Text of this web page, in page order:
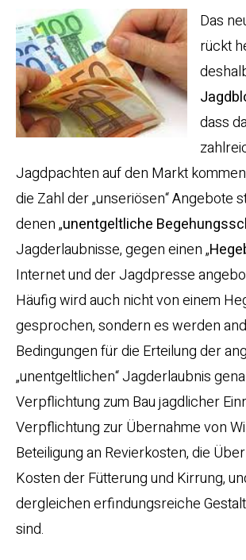
Das
rückt
dass
Jagdpachten auf den Markt
die Zahl der „unseriösen“ Angebote
denen „unentgeltliche
Jagderlaubnisse, gegen einen „
Internet und der Jagdpresse
Häufig wird auch nicht von einem
gesprochen, sondern es werden
Bedingungen für die Erteilung der
„unentgeltlichen“ Jagderlaubnis
Verpflichtung zum Bau jagdlicher
Verpflichtung zur Übernahme von
Beteiligung an Revierkosten, die
Kosten der Fütterung und Kirrung,
dergleichen erfindungsreiche
sind.